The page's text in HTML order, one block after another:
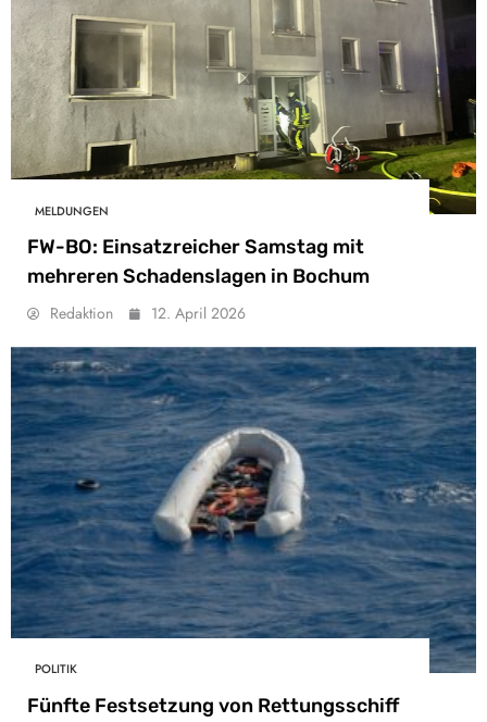
MELDUNGEN
FW-BO: Einsatzreicher Samstag mit
mehreren Schadenslagen in Bochum
Redaktion 12. April 2026
POLITIK
Fünfte Festsetzung von Rettungsschiff